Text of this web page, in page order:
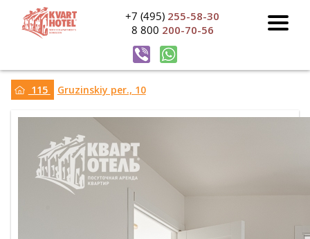
+7 (495) 255-58-30
8 800 200-70-56
115 Gruzinskiy per., 10